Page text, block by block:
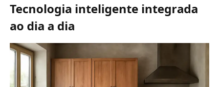
Tecnologia inteligente integrada
ao dia a dia